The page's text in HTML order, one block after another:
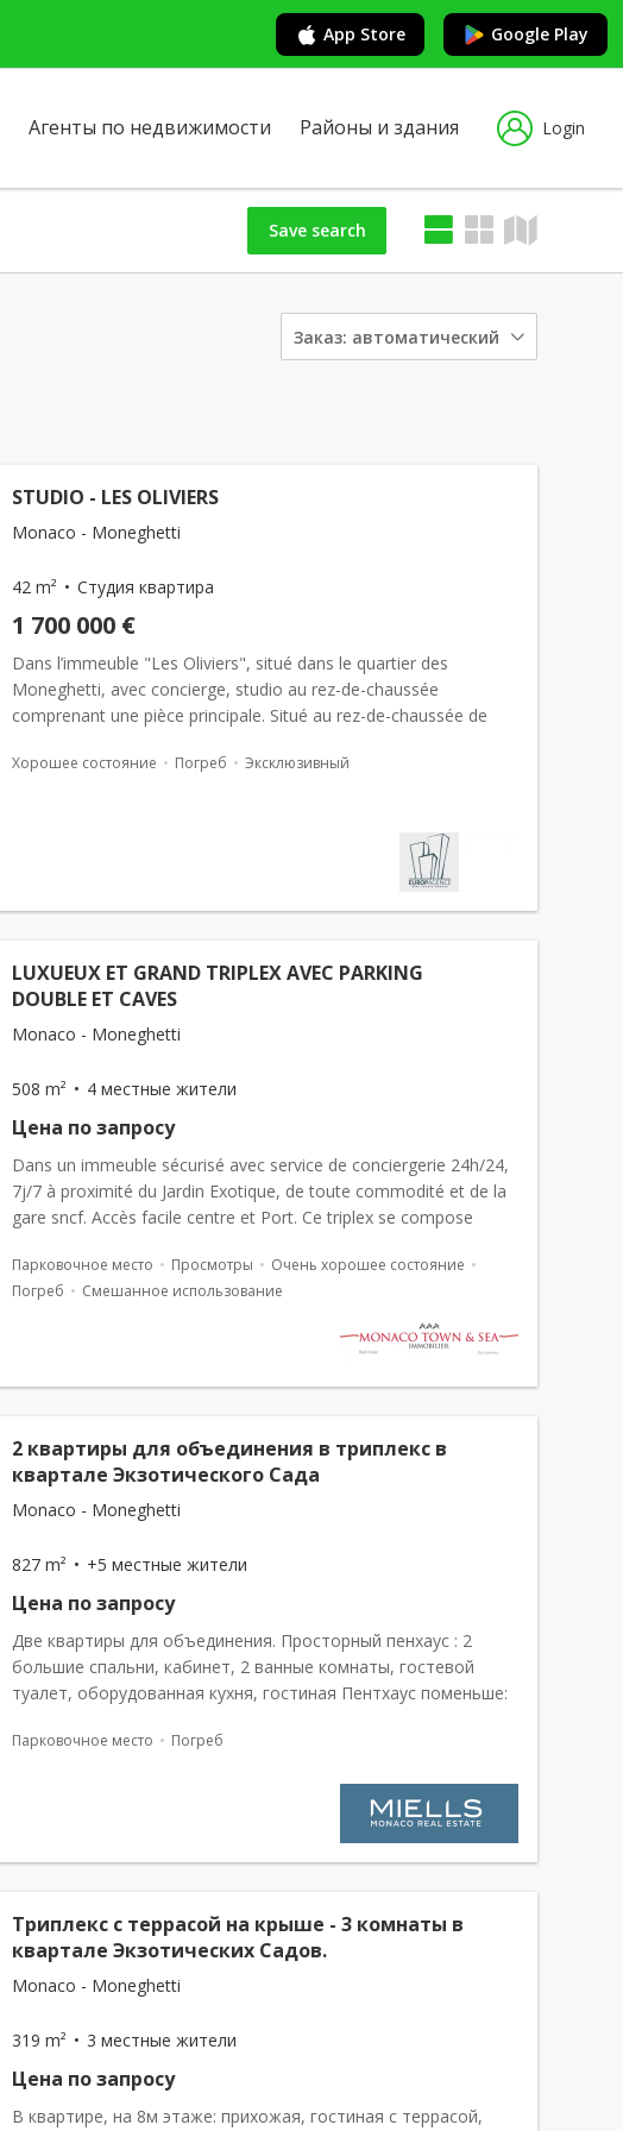
App Store Google Play
Агенты по недвижимости Районы и здания Login
Заказ: автоматический
Save search
STUDIO - LES OLIVIERS
Monaco - Moneghetti
42 m² Студия квартира
1 700 000 €
Dans l’immeuble "Les Oliviers", situé dans le quartier des
Moneghetti, avec concierge, studio au rez-de-chaussée
comprenant une pièce principale. Situé au rez-de-chaussée de
Хорошее состояние Погреб Эксклюзивный
LUXUEUX ET GRAND TRIPLEX AVEC PARKING
DOUBLE ET CAVES
Monaco - Moneghetti
508 m² 4 местные жители
Цена по запросу
Dans un immeuble sécurisé avec service de conciergerie 24h/24,
7j/7 à proximité du Jardin Exotique, de toute commodité et de la
gare sncf. Accès facile centre et Port. Ce triplex se compose
Парковочное место Просмотры
Очень хорошее состояние
Погреб
Смешанное использование
2 квартиры для объединения в триплекс в
квартале Экзотического Сада
Monaco - Moneghetti
827 m² +5 местные жители
Цена по запросу
Две квартиры для объединения. Просторный пенхаус : 2
большие спальни, кабинет, 2 ванные комнаты, гостевой
туалет, оборудованная кухня, гостиная Пентхаус поменьше:
гостевой туалет, спальня в...
Парковочное место Погреб
Триплекс с террасой на крыше - 3 комнаты в
квартале Экзотических Садов.
Monaco - Moneghetti
319 m² 3 местные жители
Цена по запросу
В квартире, на 8м этаже: прихожая, гостиная с террасой,